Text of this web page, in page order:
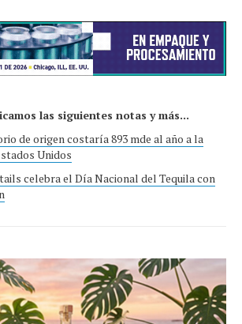
las siguientes notas y más...
de origen costaría 893 mde al año a la
Unidos
celebra el Día Nacional del Tequila con